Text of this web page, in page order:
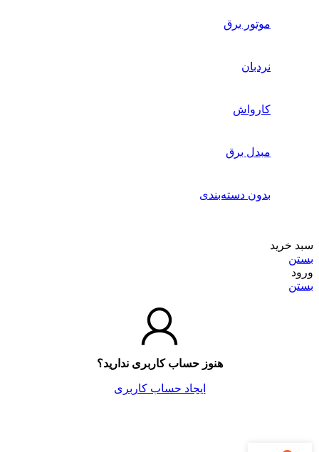
موتور برق
نردبان
کارواش
مبدل برق
بدون دسته‌بندی
سبد خرید
بستن
ورود
بستن
هنوز حساب کاربری ندارید؟
ایجاد حساب کاربری